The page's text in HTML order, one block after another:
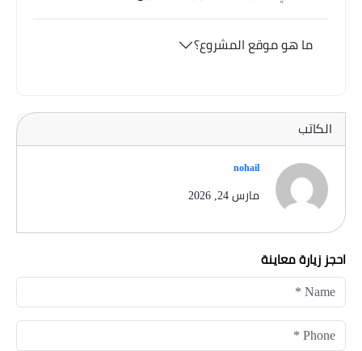
ما هو موقع المشروع؟
الكاتب
nohail
مارس 24, 2026
احجز زيارة معاينة